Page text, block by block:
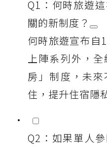
Q1：何時旅遊
關的新制度？
何時旅遊宣布自
上陣系列外，
房」制度，未
住，提升住宿隱
Q2：如果單人